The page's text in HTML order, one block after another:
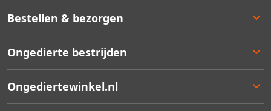
Bestellen & bezorgen
Bestellen
Bezorgen
Ongedierte bestrijden
Ongedierte keuzelulp
Ongediertewinkel.nl